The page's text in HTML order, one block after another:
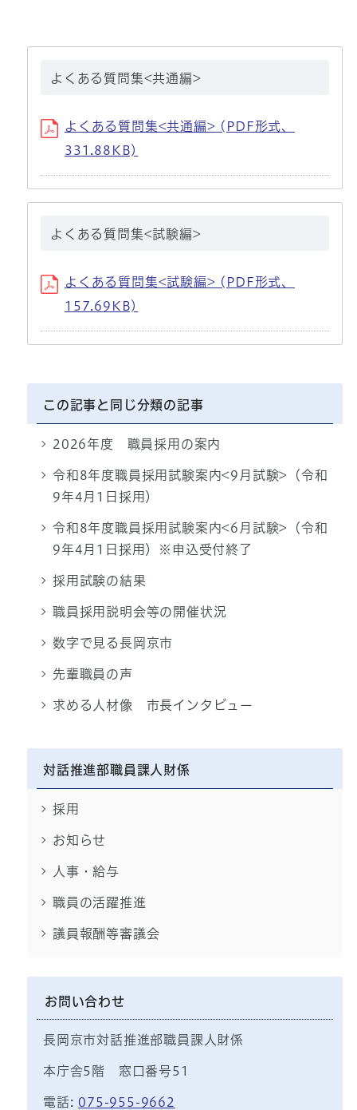
よくある質問集<共通編>
よくある質問集<共通編> (PDF形式、
331.88KB)
よくある質問集<試験編>
よくある質問集<試験編> (PDF形式、
157.69KB)
この記事と同じ分類の記事
2026年度 職員採用の案内
令和8年度職員採用試験案内<9月試験>（令和
9年4月1日採用）
令和8年度職員採用試験案内<6月試験>（令和
9年4月1日採用）※申込受付終了
採用試験の結果
職員採用説明会等の開催状況
数字で見る長岡京市
先輩職員の声
求める人材像 市長インタビュー
対話推進部職員課人財係
採用
お知らせ
人事・給与
職員の活躍推進
議員報酬等審議会
お問い合わせ
長岡京市対話推進部職員課人財係
本庁舎5階 窓口番号51
電話: 075-955-9662